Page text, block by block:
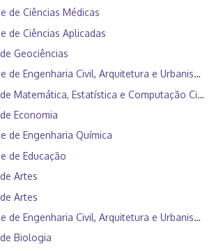
de Ciências Médicas
de Ciências Aplicadas
Geociências
de Engenharia Civil, Arquitetura e Urbanismo
Matemática, Estatística e Computação Científica
Economia
de Engenharia Química
de Educação
Artes
Artes
de Engenharia Civil, Arquitetura e Urbanismo
Biologia